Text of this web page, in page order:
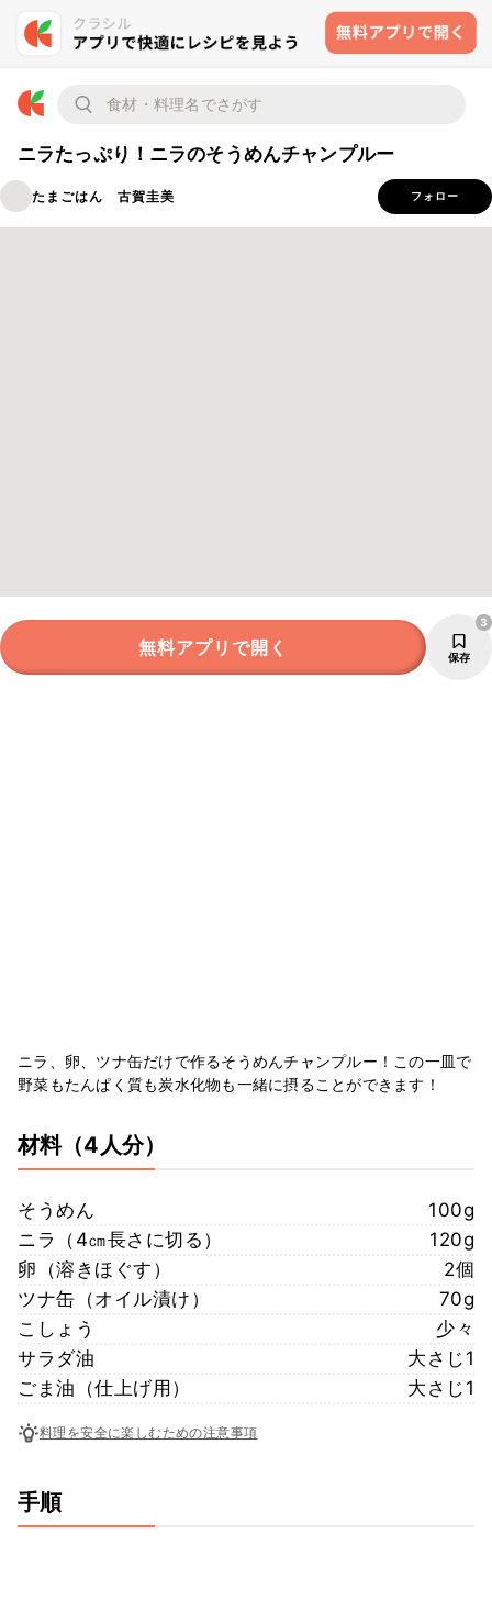
ニラたっぷり！ニラのそうめんチャンプルー
たまごはん 古賀圭美 フォロー
無料アプリで開く 保存
3
ニラ、卵、ツナ缶だけで作るそうめんチャンプルー！この一皿で
野菜もたんぱく質も炭水化物も一緒に摂ることができます！
材料（4人分）
そうめん
100g
ニラ（4㎝長さに切る）
120g
卵（溶きほぐす）
2個
ツナ缶（オイル漬け）
70g
こしょう
少々
サラダ油
大さじ1
ごま油（仕上げ用）
大さじ1
料理を安全に楽しむための注意事項
手順